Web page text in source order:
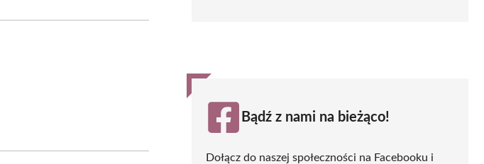
Bądź z nami na bieżąco!
Dołącz do naszej społeczności na Facebooku i